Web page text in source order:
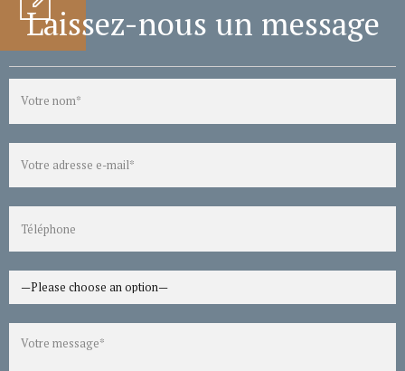
Laissez-nous un message